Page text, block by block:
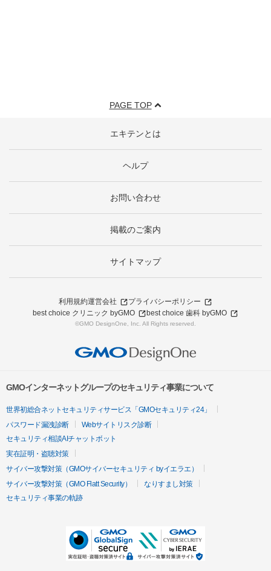
PAGE TOP
エキテンとは
ヘルプ
お問い合わせ
掲載のご案内
サイトマップ
利用規約運営会社
プライバシーポリシー
best choice クリニック byGMO
best choice 歯科 byGMO
©GMO DesignOne, Inc. All Rights reserved.
GMOインターネットグループのセキュリティ事業について
世界初総合ネットセキュリティサービス「GMOセキュリティ24」
パスワード漏洩診断
Webサイトリスク診断
セキュリティ相談AIチャットボット
実在証明・盗聴対策
サイバー攻撃対策（GMOサイバーセキュリティ byイエラエ）
サイバー攻撃対策（GMO Flatt Security）
なりすまし対策
セキュリティ事業の軌跡